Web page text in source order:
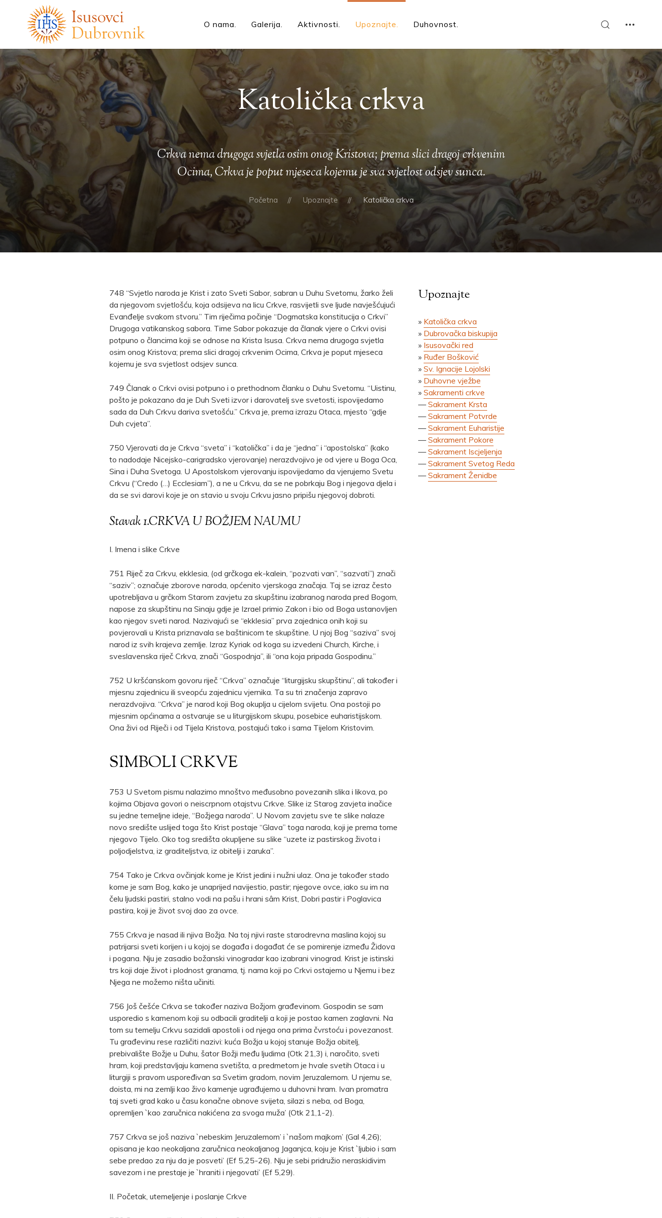
O nama Galerija Aktivnosti Upoznajte Duhovnost
Katolička crkva
Crkva nema drugoga svjetla osim onog Kristova; prema slici dragoj crkvenim
Ocima, Crkva je poput mjeseca kojemu je sva svjetlost odsjev sunca.
Početna Upoznajte Katolička crkva
748 “Svjetlo naroda je Krist i zato Sveti Sabor, sabran u Duhu Svetomu, žarko želi
da njegovom svjetlošću, koja odsijeva na licu Crkve, rasvijetli sve ljude navješćujući
Evanđelje svakom stvoru.” Tim riječima počinje “Dogmatska konstitucija o Crkvi”
Drugoga vatikanskog sabora. Time Sabor pokazuje da članak vjere o Crkvi ovisi
potpuno o člancima koji se odnose na Krista Isusa. Crkva nema drugoga svjetla
osim onog Kristova; prema slici dragoj crkvenim Ocima, Crkva je poput mjeseca
kojemu je sva svjetlost odsjev sunca.
749 Članak o Crkvi ovisi potpuno i o prethodnom članku o Duhu Svetomu. “Uistinu,
pošto je pokazano da je Duh Sveti izvor i darovatelj sve svetosti, ispovijedamo
sada da Duh Crkvu dariva svetošću.” Crkva je, prema izrazu Otaca, mjesto “gdje
Duh cvjeta”.
750 Vjerovati da je Crkva “sveta” i “katolička” i da je “jedna” i “apostolska” (kako
to nadodaje Nicejsko-carigradsko vjerovanje) nerazdvojivo je od vjere u Boga Oca,
Sina i Duha Svetoga. U Apostolskom vjerovanju ispovijedamo da vjerujemo Svetu
Crkvu (“Credo (…) Ecclesiam”), a ne u Crkvu, da se ne pobrkaju Bog i njegova djela i
da se svi darovi koje je on stavio u svoju Crkvu jasno pripišu njegovoj dobroti.
Stavak 1.CRKVA U BOŽJEM NAUMU
I. Imena i slike Crkve
751 Riječ za Crkvu, ekklesia, (od grčkoga ek-kalein, “pozvati van”, “sazvati”) znači
“saziv”; označuje zborove naroda, općenito vjerskoga značaja. Taj se izraz često
upotrebljava u grčkom Starom zavjetu za skupštinu izabranog naroda pred Bogom,
napose za skupštinu na Sinaju gdje je Izrael primio Zakon i bio od Boga ustanovljen
kao njegov sveti narod. Nazivajući se “ekklesia” prva zajednica onih koji su
povjerovali u Krista priznavala se baštinicom te skupštine. U njoj Bog “saziva” svoj
narod iz svih krajeva zemlje. Izraz Kyriak od koga su izvedeni Church, Kirche, i
sveslavenska riječ Crkva, znači “Gospodnja”, ili “ona koja pripada Gospodinu.”
752 U kršćanskom govoru riječ “Crkva” označuje “liturgijsku skupštinu”, ali također i
mjesnu zajednicu ili sveopću zajednicu vjernika. Ta su tri značenja zapravo
nerazdvojiva. “Crkva” je narod koji Bog okuplja u cijelom svijetu. Ona postoji po
mjesnim općinama a ostvaruje se u liturgijskom skupu, posebice euharistijskom.
Ona živi od Riječi i od Tijela Kristova, postajući tako i sama Tijelom Kristovim.
SIMBOLI CRKVE
753 U Svetom pismu nalazimo mnoštvo međusobno povezanih slika i likova, po
kojima Objava govori o neiscrpnom otajstvu Crkve. Slike iz Starog zavjeta inačice
su jedne temeljne ideje, “Božjega naroda”. U Novom zavjetu sve te slike nalaze
novo središte uslijed toga što Krist postaje “Glava” toga naroda, koji je prema tome
njegovo Tijelo. Oko tog središta okupljene su slike “uzete iz pastirskog života i
poljodjelstva, iz graditeljstva, iz obitelji i zaruka”.
754 Tako je Crkva ovčinjak kome je Krist jedini i nužni ulaz. Ona je također stado
kome je sam Bog, kako je unaprijed navijestio, pastir; njegove ovce, iako su im na
čelu ljudski pastiri, stalno vodi na pašu i hrani sâm Krist, Dobri pastir i Poglavica
pastira, koji je život svoj dao za ovce.
755 Crkva je nasad ili njiva Božja. Na toj njivi raste starodrevna maslina kojoj su
patrijarsi sveti korijen i u kojoj se događa i događat će se pomirenje između Židova
i pogana. Nju je zasadio božanski vinogradar kao izabrani vinograd. Krist je istinski
trs koji daje život i plodnost granama, tj. nama koji po Crkvi ostajemo u Njemu i bez
Njega ne možemo ništa učiniti.
756 Još češće Crkva se također naziva Božjom građevinom. Gospodin se sam
usporedio s kamenom koji su odbacili graditelji a koji je postao kamen zaglavni. Na
tom su temelju Crkvu sazidali apostoli i od njega ona prima čvrstoću i povezanost.
Tu građevinu rese različiti nazivi: kuća Božja u kojoj stanuje Božja obitelj,
prebivalište Božje u Duhu, šator Božji među ljudima (Otk 21,3) i, naročito, sveti
hram, koji predstavljaju kamena svetišta, a predmetom je hvale svetih Otaca i u
liturgiji s pravom uspoređivan sa Svetim gradom, novim Jeruzalemom. U njemu se,
doista, mi na zemlji kao živo kamenje ugrađujemo u duhovni hram. Ivan promatra
taj sveti grad kako u času konačne obnove svijeta, silazi s neba, od Boga,
opremljen `kao zaručnica nakićena za svoga muža’ (Otk 21,1-2).
757 Crkva se još naziva `nebeskim Jeruzalemom’ i `našom majkom’ (Gal 4,26);
opisana je kao neokaljana zaručnica neokaljanog Jaganjca, koju je Krist `ljubio i sam
sebe predao za nju da je posveti’ (Ef 5,25-26). Nju je sebi pridružio neraskidivim
savezom i ne prestaje je `hraniti i njegovati’ (Ef 5,29).
II. Početak, utemeljenje i poslanje Crkve
Upoznajte
» Katolička crkva
» Dubrovačka biskupija
» Isusovački red
» Ruđer Bošković
» Sv. Ignacije Lojolski
» Duhovne vježbe
» Sakramenti crkve
—Sakrament Krsta
—Sakrament Potvrde
—Sakrament Euharistije
—Sakrament Pokore
—Sakrament Iscjeljenja
—Sakrament Svetog Reda
—Sakrament Ženidbe